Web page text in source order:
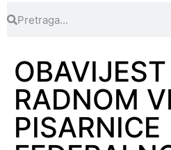
RADNOM
PISARNICE